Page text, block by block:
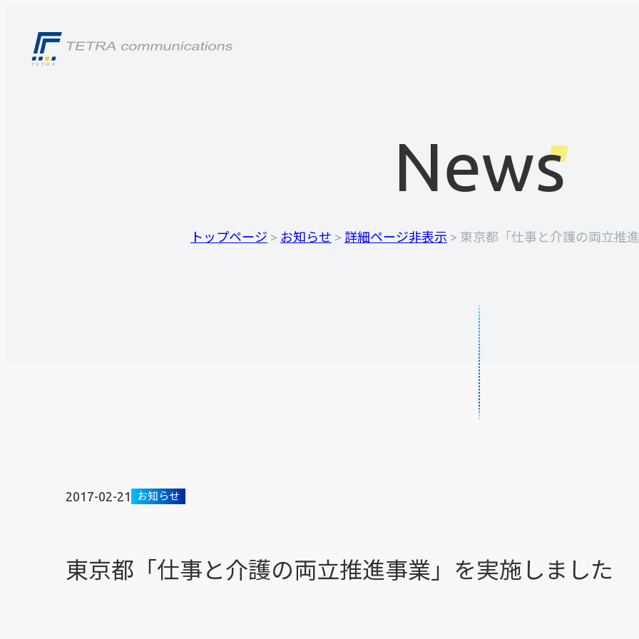
News
トップページ > お知らせ > 詳細ページ非表示 > 東京都「仕事と介護の両立推
2017-02-21 お知らせ
東京都「仕事と介護の両立推進事業」を実施しました